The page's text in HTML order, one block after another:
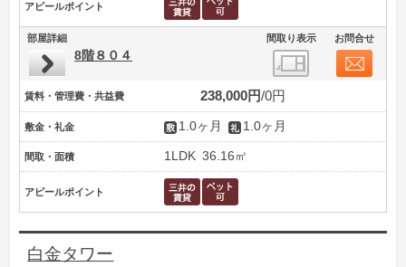
アピールポイント
部屋詳細 間取り表示 お問合せ
8階８０４
賃料・管理費・共益費 238,000円 0円
敷金・礼金 1.0ヶ月 1.0ヶ月
間取・面積 1LDK 36.16㎡
アピールポイント
白金タワー